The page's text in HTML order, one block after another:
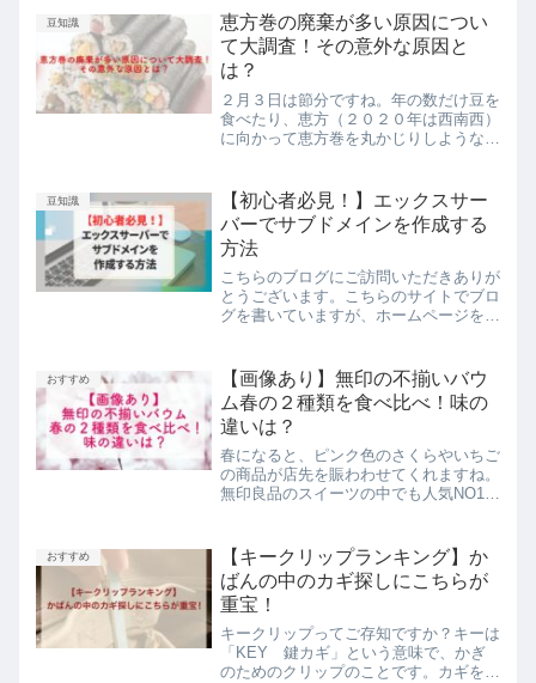
かと思いますが、ちょっとだけお祝いを
してあげたいですよね。そ...
豆知識
恵方巻の廃棄が多い原因につい
て大調査！その意外な原因と
は？
２月３日は節分ですね。年の数だけ豆を
食べたり、恵方（２０２０年は西南西）
に向かって恵方巻を丸かじりしようなん
食べられていたのですが、１９９０年あ
たりから関東でも販売されるよ...
豆知識
【初心者必見！】エックスサー
バーでサブドメインを作成する
方法
こちらのブログにご訪問いただきありが
とうございます。こちらのサイトでブロ
グを書いていますが、ホームページを開
は「サブドメインを作成する」という方
法があります。サブドメイ...
おすすめ
【画像あり】無印の不揃いバウ
ム春の２種類を食べ比べ！味の
違いは？
春になると、ピンク色のさくらやいちご
の商品が店先を賑わわせてくれますね。
無印良品のスイーツの中でも人気NO1で
は無印良品の不揃いバウムについてとそ
の春色の２種類の不揃い...
おすすめ
【キークリップランキング】か
ばんの中のカギ探しにこちらが
重宝！
キークリップってご存知ですか？キーは
「KEY 鍵カギ」という意味で、かぎ
のためのクリップのことです。カギをい